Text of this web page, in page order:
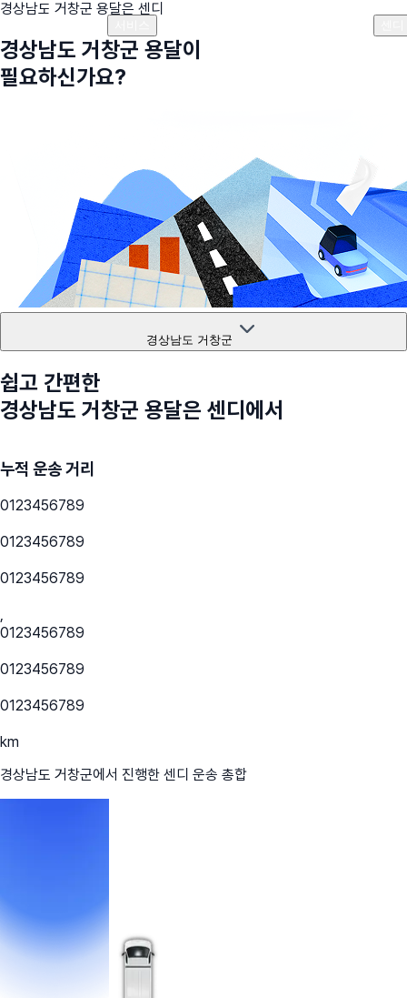
경상남도 거창군 용달은 센디
경상남도 거창군 용달이
필요하신가요?
경상남도 거창군
쉽고 간편한
경상남도 거창군 용달은 센디에서
누적 운송 거리
0123456789
0123456789
0123456789
,
0123456789
0123456789
0123456789
km
경상남도 거창군에서 진행한 센디 운송 총합